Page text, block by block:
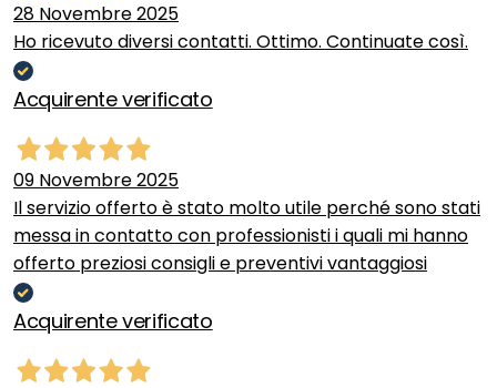
28 Novembre 2025
Ho ricevuto diversi contatti. Ottimo. Continuate così.
Acquirente verificato
09 Novembre 2025
Il servizio offerto è stato molto utile perché sono stati
messa in contatto con professionisti i quali mi hanno
offerto preziosi consigli e preventivi vantaggiosi
Acquirente verificato